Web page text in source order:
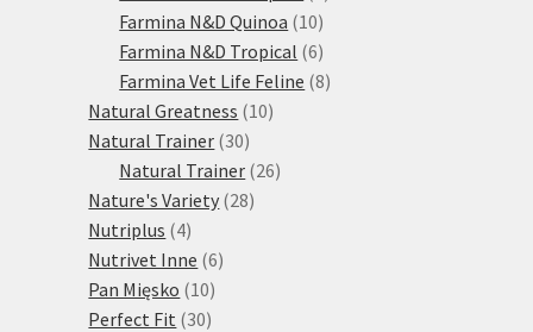
Farmina N&D Quinoa 1010
produktů
Farmina N&D Tropical 66
produktů
Farmina Vet Life Feline 88
Natural Greatness 1010
Natural Trainer 3030
produktů
Natural Trainer 2626
Nature's Variety 2828
Nutriplus 44
produkty
Nutrivet Inne 66
Pan Mięsko 1010
produktů
Perfect Fit 3030